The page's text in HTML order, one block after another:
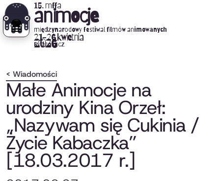
15. mffa
animocje
2026
międzynarodowy festiwal filmów animowanych
21-26 kwietnia
Bydgoszcz
< Wiadomości
Małe Animocje na
urodziny Kina Orzeł:
„Nazywam się Cukinia /
Życie Kabaczka”
[18.03.2017 r.]